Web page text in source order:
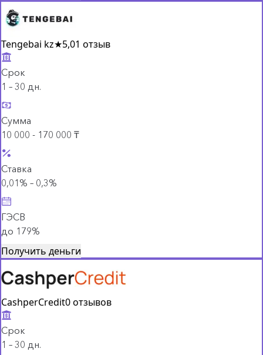
Tengebai kz★5,01 отзыв
Срок
1 – 30 дн.
Сумма
10 000 - 170 000 ₸
Ставка
0,01% – 0,3%
ГЭСВ
до 179%
Получить деньги
CashperCredit0 отзывов
Срок
1 – 30 дн.